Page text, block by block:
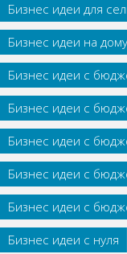
Бизнес идеи для
Бизнес идеи на дому
Бизнес идеи с
Бизнес идеи с
Бизнес идеи с
Бизнес идеи с
Бизнес идеи с
Бизнес идеи с нуля